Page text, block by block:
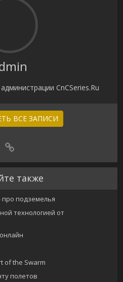
CnCSeries.Ru
ВСЕ ЗАПИСИ
также
про подземелья
технологией от
of the Swarm
полетов